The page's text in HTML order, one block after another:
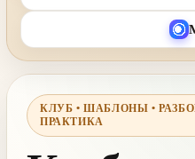
КЛУБ • ШАБЛОНЫ •
ПРАКТИКА